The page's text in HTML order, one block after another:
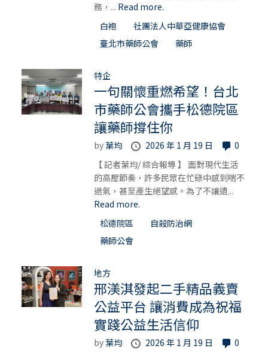
務，... Read more.
白袍
社團法人中華亞健康協會
臺北市藥師公會
藥師
特企
一句關懷重燃希望！台北
市藥師公會攜手松德院區
讓藥師撐住你
by葉均 2026 年 1 月 19 日
0
【 記者葉均/ 綜合報導 】 面對現代生活
的高壓節奏，許多民眾在忙碌中感到喘不
過氣，甚至產生絕望感。為了不讓遺...
Read more.
松德院區
自殺防治網
藥師公會
地方
邢渼淇發起二手精品義賣
公益平台 讓消費成為祝福
實踐公益生活信仰
by葉均 2026 年 1 月 19 日
0